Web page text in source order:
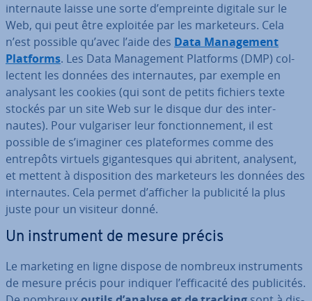
in­ter­naute laisse une sorte d’empreinte digitale sur le
Web, qui peut être exploitée par les mar­ke­teurs. Cela
n’est possible qu’avec l’aide des Data Ma­na­ge­ment
Platforms. Les Data Ma­na­ge­ment Platforms (DMP) col­
lec­tent les données des in­ter­nautes, par exemple en
analysant les cookies (qui sont de petits fichiers texte
stockés par un site Web sur le disque dur des in­ter­
nautes). Pour vul­ga­ri­ser leur fonc­tion­ne­ment, il est
possible de s’imaginer ces pla­te­formes comme des
entrepôts virtuels gi­gan­tesques qui abritent, analysent,
et mettent à dis­po­si­tion des mar­ke­teurs les données des
in­ter­nautes. Cela permet d’afficher la publicité la plus
juste pour un visiteur donné.
Un ins­tru­ment de mesure précis
Le marketing en ligne dispose de nombreux ins­tru­ments
de mesure précis pour indiquer l’ef­fi­ca­cité des pu­bli­ci­tés.